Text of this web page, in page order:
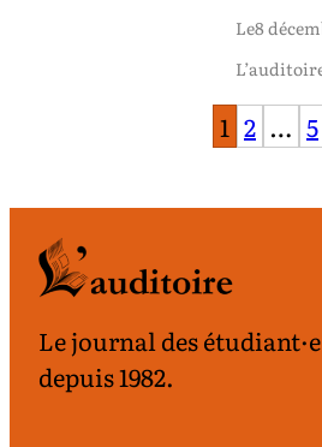
Le8
1 2 … 5
Le journal des
depuis 1982.